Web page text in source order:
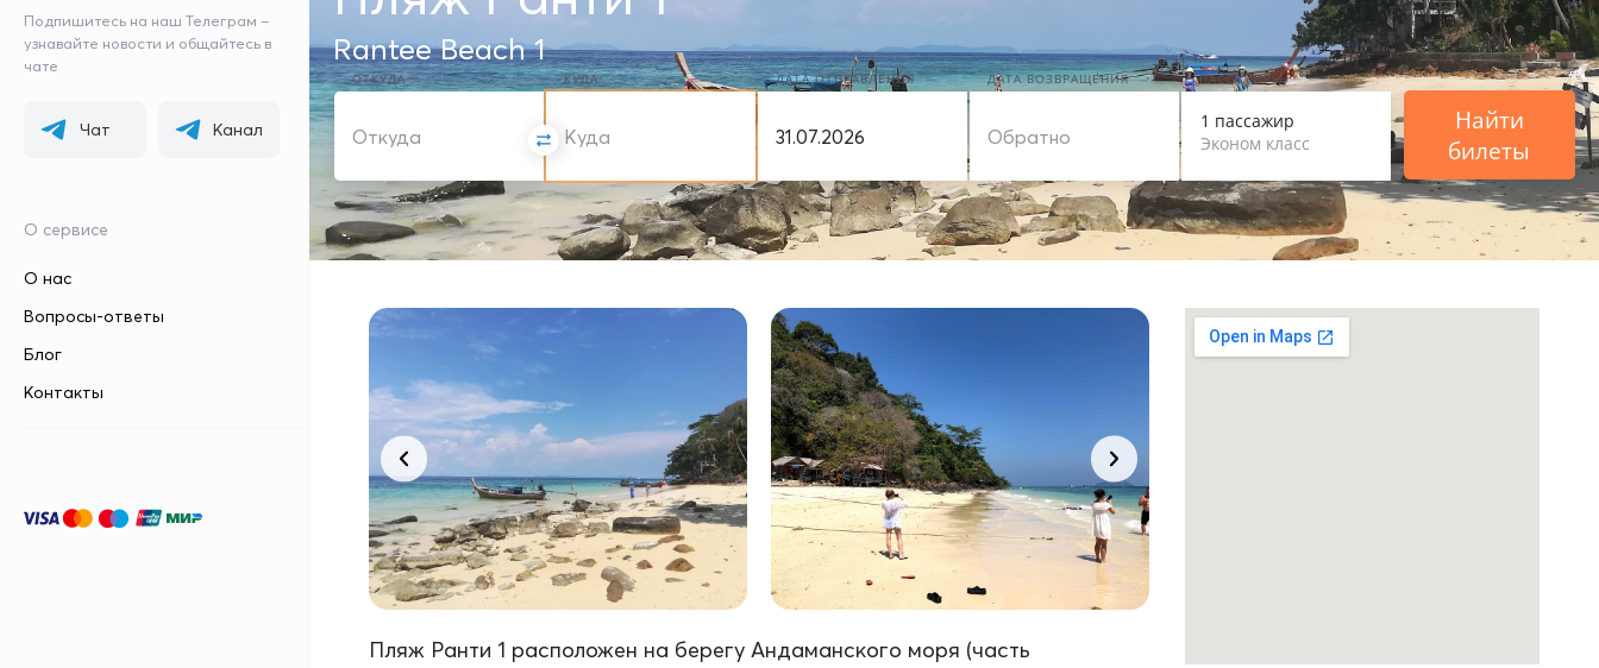
Подпишитесь на наш Телеграм –
узнавайте новости и общайтесь в
чате
Чат Канал
О сервисе
О нас
Вопросы-ответы
Блог
Контакты
Rantee Beach 1
ОТКУДА КУДА ДАТА ОТПРАВЛЕНИЯ ДАТА ВОЗВРАЩЕНИЯ ПАССАЖИРЫ
1 пассажир
Эконом класс
Найти
билеты
Пляж Ранти 1 расположен на берегу Андаманского моря (часть